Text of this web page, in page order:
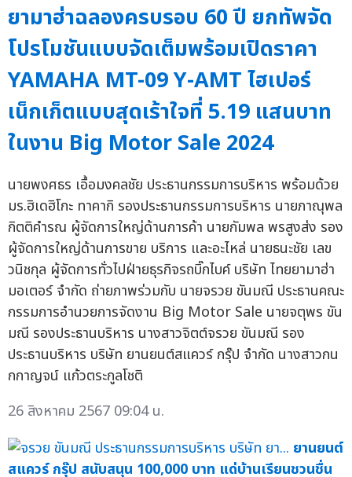
ยามาฮ่าฉลองครบรอบ 60 ปี ยกทัพจัด
โปรโมชันแบบจัดเต็มพร้อมเปิดราคา
YAMAHA MT-09 Y-AMT ไฮเปอร์
เน็กเก็ตแบบสุดเร้าใจที่ 5.19 แสนบาท
ในงาน Big Motor Sale 2024
นายพงศธร เอื้อมงคลชัย ประธานกรรมการบริหาร พร้อมด้วย
มร.ฮิเดฮิโกะ ทาคากิ รองประธานกรรมการบริหาร นายภาณุพล
กิตติคำรณ ผู้จัดการใหญ่ด้านการค้า นายกัมพล พรสูงส่ง รอง
ผู้จัดการใหญ่ด้านการขาย บริการ และอะไหล่ นายธนะชัย เลข
วนิชกุล ผู้จัดการทั่วไปฝ่ายธุรกิจรถบิ๊กไบค์ บริษัท ไทยยามาฮ่า
มอเตอร์ จำกัด ถ่ายภาพร่วมกับ นายจรวย ขันมณี ประธานคณะ
กรรมการอำนวยการจัดงาน Big Motor Sale นายจตุพร ขัน
มณี รองประธานบริหาร นางสาวจิตต์จรวย ขันมณี รอง
ประธานบริหาร บริษัท ยานยนต์สแควร์ กรุ๊ป จำกัด นางสาวกน
กกาญจน์ แก้วตระกูลโชติ
26 สิงหาคม 2567 09:04 น.
ยานยนต์
สแควร์ กรุ๊ป สนับสนุน 100,000 บาท แด่บ้านเรียนชวนชื่น